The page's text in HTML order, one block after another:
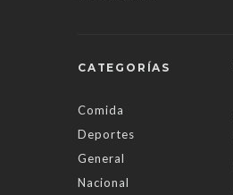
CATEGORÍAS
Comida
Deportes
General
Nacional